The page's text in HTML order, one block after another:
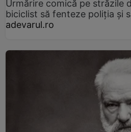
Urmărire comică pe străzile
biciclist să fenteze poliția și
adevarul.ro